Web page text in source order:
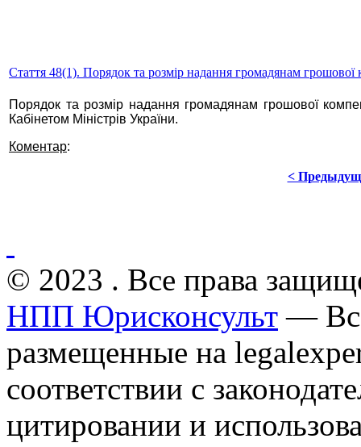
Стаття 48(1). Порядок та розмір надання громадянам
Порядок та розмір надання громадянам грошової
Кабінетом Міністрів України.
Коментар:
<
© 2023 . Все права
НПП Юрисконсульт —
размещенные на
соответствии с
цитировании и